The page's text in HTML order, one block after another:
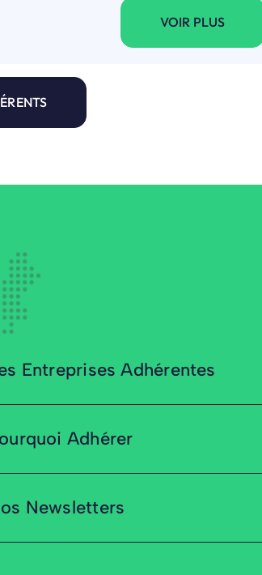
VOIR PLUS
Entreprises Adhérentes
Adhérer
Newsletters